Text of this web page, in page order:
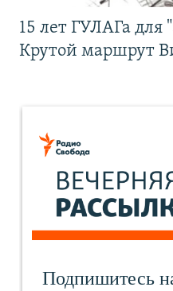
15 лет ГУЛАГа
Крутой маршрут